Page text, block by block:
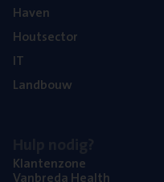
Haven
Hout­sec­tor
IT
Land­bouw
Klan­ten­zo­ne
Van­b­re­da Health